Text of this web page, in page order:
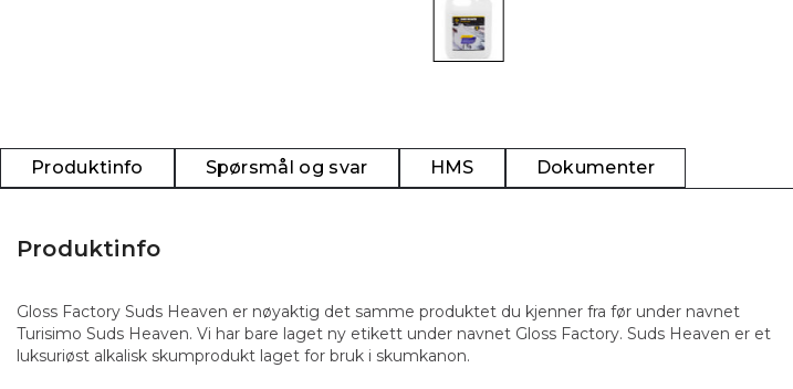
Produktinfo Spørsmål og svar HMS Dokumenter
Produktinfo
Gloss Factory Suds Heaven er nøyaktig det samme produktet du kjenner fra før under navnet
Turisimo Suds Heaven. Vi har bare laget ny etikett under navnet Gloss Factory. Suds Heaven er et
luksuriøst alkalisk skumprodukt laget for bruk i skumkanon.